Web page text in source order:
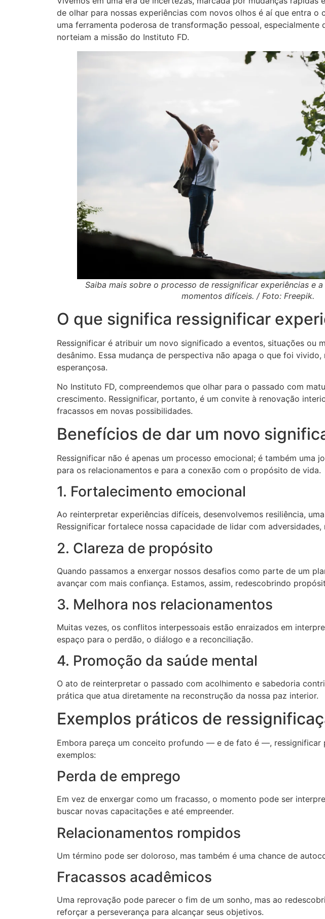
de olhar para nossas experiências com novos olhos é aí que entra o
uma ferramenta poderosa de transformação pessoal,
norteiam a missão do Instituto FD.
Saiba mais sobre o processo de ressignificar experiências e
momentos difíceis. / Foto: Freepik.
O que significa ressignificar
Ressignificar é atribuir um novo significado a eventos, situações ou
desânimo. Essa mudança de perspectiva não apaga o que foi
esperançosa.
No Instituto FD, compreendemos que olhar para o passado com
crescimento. Ressignificar, portanto, é um convite à renovação
fracassos em novas possibilidades.
Benefícios de dar um novo
Ressignificar não é apenas um processo emocional; é também
para os relacionamentos e para a conexão com o propósito de vida.
1. Fortalecimento emocional
Ao reinterpretar experiências difíceis, desenvolvemos resiliência,
Ressignificar fortalece nossa capacidade de lidar com
2. Clareza de propósito
Quando passamos a enxergar nossos desafios como parte de um
avançar com mais confiança. Estamos, assim, redescobrindo
3. Melhora nos relacionamentos
Muitas vezes, os conflitos interpessoais estão enraizados em
espaço para o perdão, o diálogo e a reconciliação.
4. Promoção da saúde mental
O ato de reinterpretar o passado com acolhimento e sabedoria
prática que atua diretamente na reconstrução da nossa paz interior.
Exemplos práticos de
Embora pareça um conceito profundo — e de fato é —, ressignificar
exemplos:
Perda de emprego
Em vez de enxergar como um fracasso, o momento pode ser
buscar novas capacitações e até empreender.
Relacionamentos rompidos
Um término pode ser doloroso, mas também é uma chance de
Fracassos acadêmicos
Uma reprovação pode parecer o fim de um sonho, mas ao
reforçar a perseverança para alcançar seus objetivos.